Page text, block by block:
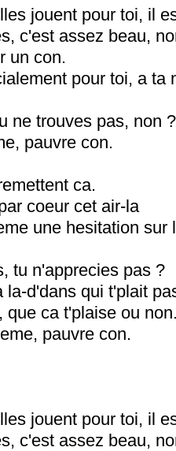
jouent pour toi, il
c'est assez beau,
un con.
pour toi, a ta
ne trouves pas, non ?
pauvre con.
ca.
coeur cet air-la
une hesitation sur
tu n'apprecies pas ?
la-d'dans qui t'plait
que ca t'plaise ou
pauvre con.
jouent pour toi, il
c'est assez beau,